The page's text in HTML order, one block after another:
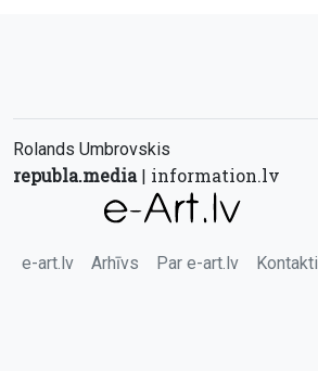
Rolands Umbrovskis
republa.media| information.lv
e-art.lv Arhīvs Par e-art.lv Kontakti